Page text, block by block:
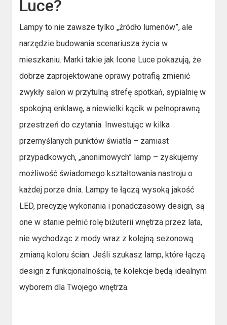
Luce?
Lampy to nie zawsze tylko „źródło lumenów”, ale
narzędzie budowania scenariusza życia w
mieszkaniu. Marki takie jak Icone Luce pokazują, że
dobrze zaprojektowane oprawy potrafią zmienić
zwykły salon w przytulną strefę spotkań, sypialnię w
spokojną enklawę, a niewielki kącik w pełnoprawną
przestrzeń do czytania. Inwestując w kilka
przemyślanych punktów światła – zamiast
przypadkowych, „anonimowych” lamp – zyskujemy
możliwość świadomego kształtowania nastroju o
każdej porze dnia. Lampy te łączą wysoką jakość
LED, precyzję wykonania i ponadczasowy design, są
one w stanie pełnić rolę biżuterii wnętrza przez lata,
nie wychodząc z mody wraz z kolejną sezonową
zmianą koloru ścian. Jeśli szukasz lamp, które łączą
design z funkcjonalnością, te kolekcje będą idealnym
wyborem dla Twojego wnętrza.